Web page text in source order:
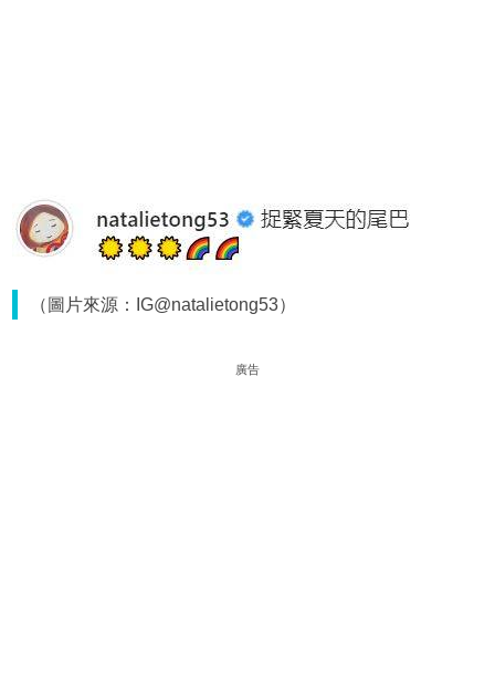
（圖片來源：IG@natalietong53）
廣告